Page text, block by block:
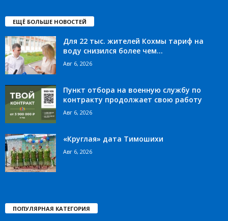
ЕЩЁ БОЛЬШЕ НОВОСТЕЙ
Для 22 тыс. жителей Кохмы тариф на
воду снизился более чем...
Авг 6, 2026
Пункт отбора на военную службу по
контракту продолжает свою работу
Авг 6, 2026
«Круглая» дата Тимошихи
Авг 6, 2026
ПОПУЛЯРНАЯ КАТЕГОРИЯ